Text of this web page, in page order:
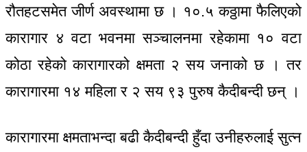
रौतहटसमेत जीर्ण अवस्थामा छ । १०.५ कठ्ठामा फैलिएको
कारागार ४ वटा भवनमा सञ्चालनमा रहेकामा १० वटा
कोठा रहेको कारागारको क्षमता २ सय जनाको छ । तर
कारागारमा १४ महिला र २ सय ९३ पुरुष कैदीबन्दी छन् ।
कारागारमा क्षमताभन्दा बढी कैदीबन्दी हुँदा उनीहरुलाई सुत्न